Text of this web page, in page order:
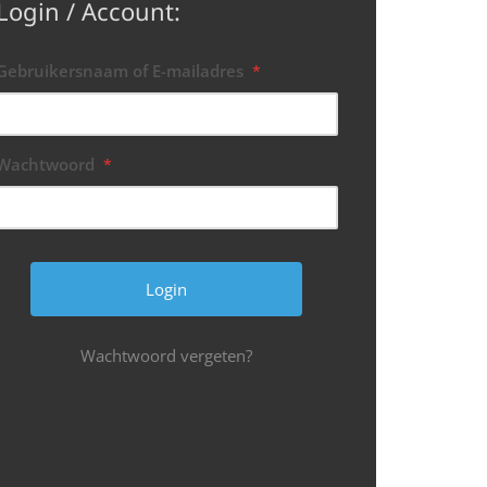
/ Account:
of E-mailadres *
*
Wachtwoord vergeten?